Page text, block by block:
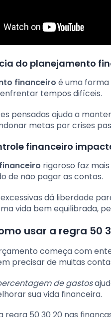
do planejamento
financeiro é uma
tempos difíceis.
pensadas ajuda a
metas por crises
financeiro
rigoroso faz
de não pagar as contas.
dá liberdade
vida bem equilibrada,
usar a regra 50
começa com
precisar de muitas
de gastos
sua vida financeira.